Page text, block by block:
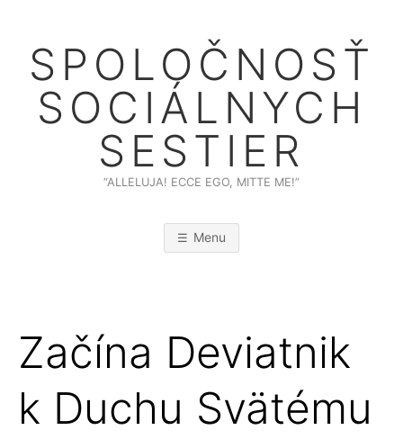
contentSPOLOČNOSŤ
SOCIÁLNYCH
SESTIER
“ALLELUJA! ECCE EGO, MITTE ME!”
Menu
Začína Deviatnik
k Duchu Svätému